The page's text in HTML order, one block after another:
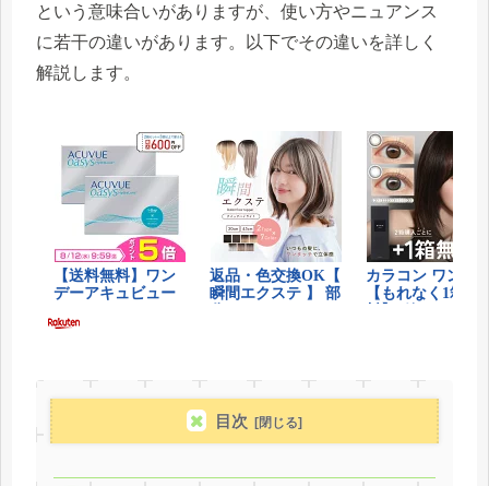
という意味合いがありますが、使い方やニュアンス
に若干の違いがあります。以下でその違いを詳しく
解説します。
目次